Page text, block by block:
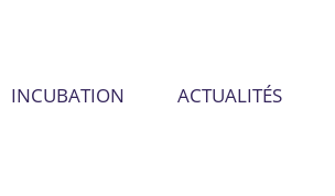
INCUBATION ACTUALITÉS